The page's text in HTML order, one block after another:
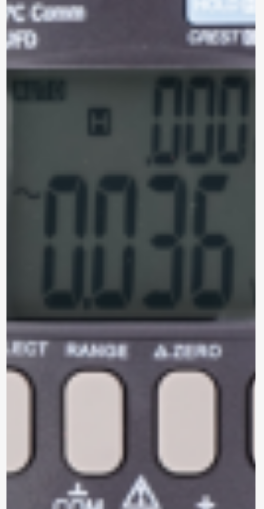
Para enviar la cotización y ponernos en contacto
contigo, necesitamos algunos detalles adicionales.
*Al enviar tus datos, aceptas nuestra política de privacidad y
confirmas que los detalles proporcionados son precisos